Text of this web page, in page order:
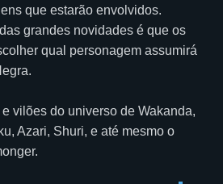
que estarão envolvidos.
grandes novidades é que os
qual personagem assumirá
vilões do universo de Wakanda,
Azari, Shuri, e até mesmo o